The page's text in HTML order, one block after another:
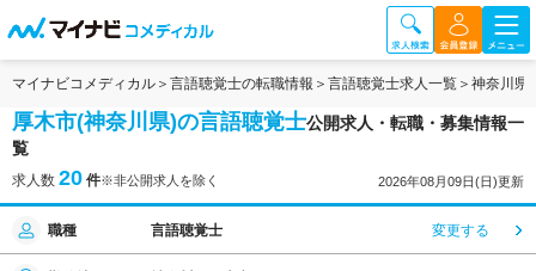
マイナビコメディカル 言語聴覚士の転職情報 言語聴覚士求人一覧 神奈川県
厚木市(神奈川県)の言語聴覚士公開求人・転職・募集情報一
覧
求人数 20 件※非公開求人を除く 2026年08月09日(日)更新
職種 言語聴覚士 変更する